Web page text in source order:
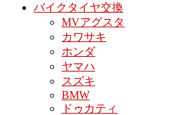
バイクタイヤ交換
MVアグスタ
カワサキ
ホンダ
ヤマハ
スズキ
BMW
ドゥカティ